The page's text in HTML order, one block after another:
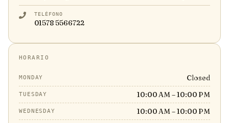
TELÉFONO
01578 5566722
HORARIO
MONDAY Closed
TUESDAY 10:00 AM – 10:00 PM
WEDNESDAY 10:00 AM – 10:00 PM